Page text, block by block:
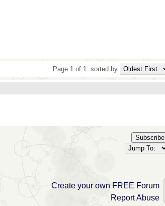
Page 1 of 1 sorted by
Subscribe
Create your own FREE Forum
Report Abuse